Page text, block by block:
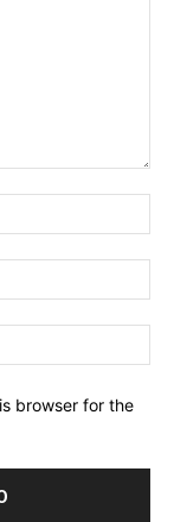
browser for the